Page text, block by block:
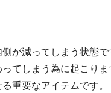
が減ってしまう状態で
てしまう為に起こりま
重要なアイテムです。